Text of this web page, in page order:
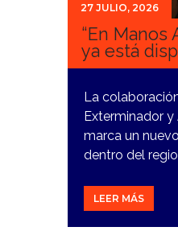
27 JULIO, 2026
“En Manos
ya está
La
Exterminador
marca un
dentro del
LEER MÁS